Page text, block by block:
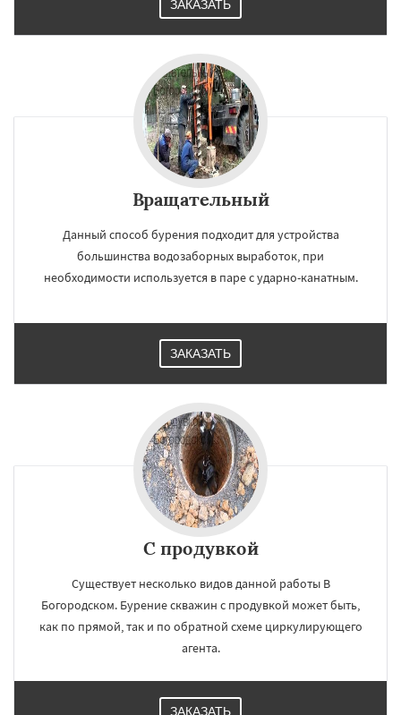
ЗАКАЗАТЬ
Вращательный
Данный способ бурения подходит для устройства
большинства водозаборных выработок, при
необходимости используется в паре с ударно-канатным.
ЗАКАЗАТЬ
С продувкой
Существует несколько видов данной работы В
Богородском. Бурение скважин с продувкой может быть,
как по прямой, так и по обратной схеме циркулирующего
агента.
ЗАКАЗАТЬ